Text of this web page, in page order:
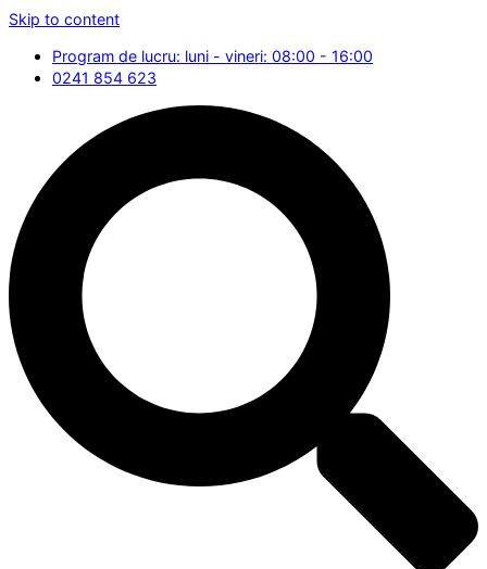
Skip to content
Program de lucru: luni - vineri: 08:00 - 16:00
0241 854 623